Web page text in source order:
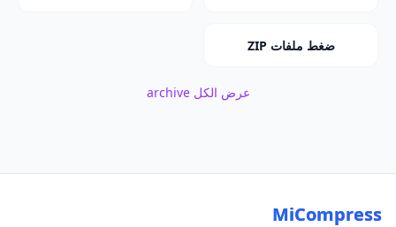
ضغط ملفات ZIP
عرض الكل archive
MiCompress